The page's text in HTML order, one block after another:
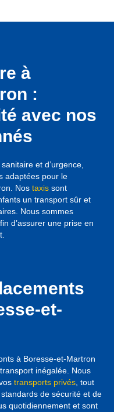
à
:
avec nos
et d’urgence,
adaptées pour le
Nos taxis sont
un transport sûr et
Nous sommes
d’assurer une prise en
et-
à Boresse-et-Martron
inégalée. Nous
transports privés, tout
de sécurité et de
quotidiennement et sont